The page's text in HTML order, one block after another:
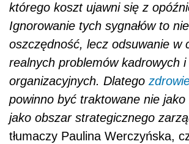
którego koszt ujawni się z
Ignorowanie tych sygnałów to nie
oszczędność, lecz odsuwanie w
realnych problemów kadrowych i
organizacyjnych. Dlatego
powinno być traktowane nie
jako obszar strategicznego
tłumaczy Paulina Werczyńska,